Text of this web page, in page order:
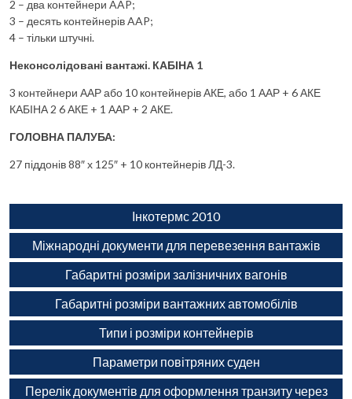
2 – два контейнери AAP;
3 – десять контейнерів AAP;
4 – тільки штучні.
Неконсолідовані вантажі. КАБІНА 1
3 контейнери ААР або 10 контейнерів АКЕ, або 1 ААР + 6 АКЕ
КАБІНА 2 6 АКЕ + 1 ААР + 2 АКЕ.
ГОЛОВНА ПАЛУБА:
27 піддонів 88″ х 125″ + 10 контейнерів ЛД-3.
Інкотермс 2010
Міжнародні документи для перевезення вантажів
Габаритні розміри залізничних вагонів
Габаритні розміри вантажних автомобілів
Типи і розміри контейнерів
Параметри повітряних суден
Перелік документів для оформлення транзиту через